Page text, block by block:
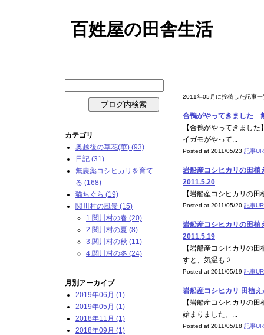
百姓屋の田舎生活
2011年05月に投稿した記事一
合鴨がやってきました
【合鴨がやってきまし
イガモがやって...
Posted at 2011/05/23 記事
岩船産コシヒカリの田
2011.5.20
【岩船産コシヒカリの
Posted at 2011/05/20 記事
岩船産コシヒカリの田
2011.5.19
【岩船産コシヒカリの
すと、気温も２...
Posted at 2011/05/19 記事
岩船産コシヒカリ 田植
【岩船産コシヒカリの
始まりました。...
Posted at 2011/05/18 記事
カテゴリ
奥越後の草花(華) (93)
日記 (31)
無農薬コシヒカリを育て
る (168)
猫ちぐら (19)
関川村の風景 (15)
1.関川村の春 (20)
2.関川村の夏 (8)
3.関川村の秋 (11)
4.関川村の冬 (24)
月別アーカイブ
2019年06月 (1)
2019年05月 (1)
2018年11月 (1)
2018年09月 (1)